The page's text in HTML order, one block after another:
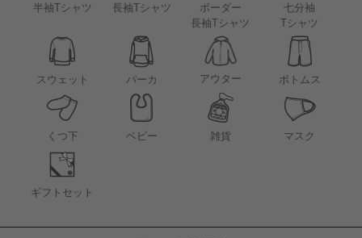
半袖Tシャツ 長袖Tシャツ
ボーダー
長袖Tシャツ
七分袖
Tシャツ
スウェット パーカ アウター ボトムス
くつ下 ベビー 雑貨 マスク
ギフトセット